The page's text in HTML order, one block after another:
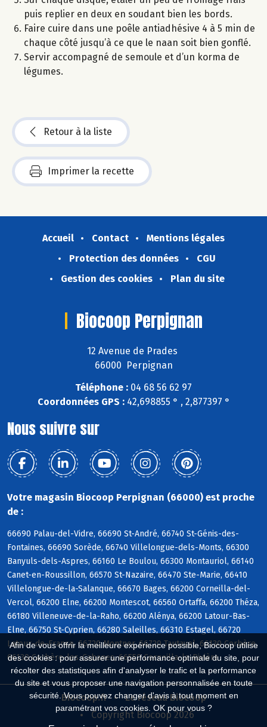
Afin de vous offrir la meilleure expérience possible, Biocoop utilise
des cookies : pour assurer une performance optimale du site, pour
récolter des statistiques afin d'analyser le trafic et la performance
du site et vous proposer une navigation personnalisée en toute
sécurité. Vous pouvez changer d'avis à tout moment en
paramétrant vos cookies. OK pour vous ?
puis replier en deux en soudant bien les bords.
Faire cuire dans une poêle antiadhésive 4 à 5 min de
chaque côté jusqu’à ce que le naan soit bien gonflé.
Servir accompagné de semoule et d’un korma de
légumes.
Retour à la liste
Imprimer la recette
Accueil Contact
Mentions légales
Protection des données
CGU
Gestion des cookies
Plan du site
Biocoop Perpignan
12 Avenue de Prades
66000 Perpignan
Téléphone : 04 68 56 62 97
Coordonnées GPS :42,698855 ° , 2,877397 °
Nous suivre sur
Votre magasin Biocoop Perpignan (66000) est proche
de :
66690 Palau-del-Vidre, 66690 St-André, 66740 St-Génis-des-
Fontaines, 66690 Sorède, 66740 Villelongue-dels-Monts, 66300
Banyuls-dels-Aspres, 66160 Le Boulou, 66300 Montauriol, 66140
Canet-en-Roussillon, 66570 St-Nazaire, 66470 Ste-Marie, 66410
Villelongue-de-la-Salanque, 66670 Bages, 66200 Corneilla-del-
Vercol, 66200 Elne, 66200 Montescot, 66560 Ortaffa, 66200 Théza,
66180 Villeneuve-de-la-Raho, 66200 Alénya, 66200 Latour-Bas-
Elne, 66750 St-Cyprien, 66280 Saleilles, 66310 Estagel, 66720
Latour-de-France, 66720 Montner, 66720 Tautavel, 66130 Corbère,
66130 Corbère-les-Cabanes, 66550 Corneilla-la-Rivière
Biocoop.fr
Le réseau Biocoop
Copyright Biocoop 2026